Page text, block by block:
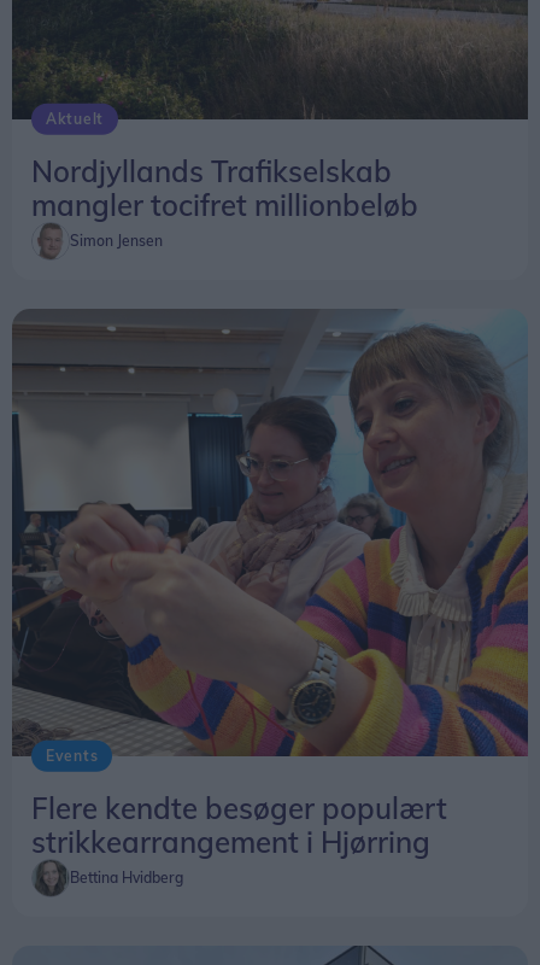
Aktuelt
Nordjyllands Trafikselskab
mangler tocifret millionbeløb
Simon Jensen
Events
Flere kendte besøger populært
strikkearrangement i Hjørring
Bettina Hvidberg